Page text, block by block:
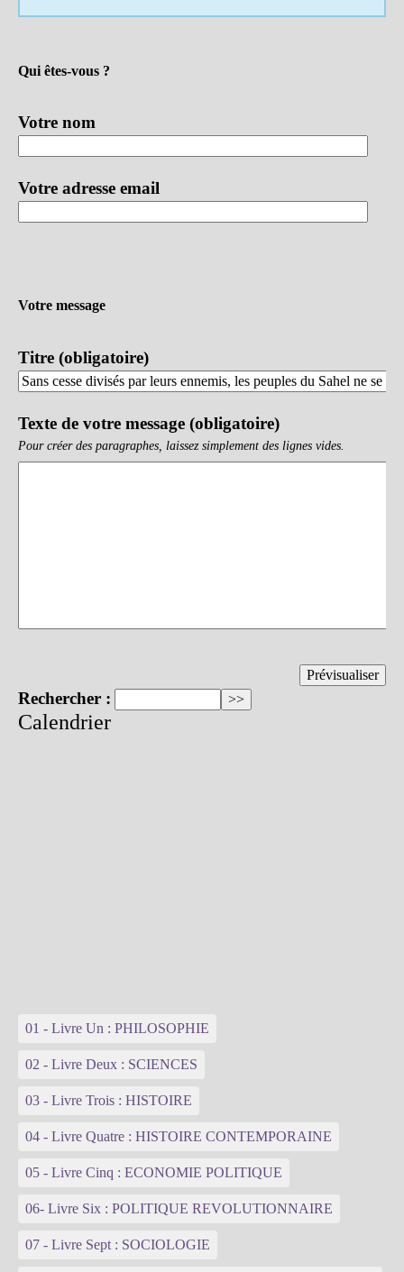
Qui êtes-vous ?
Votre nom
Votre adresse email
Votre message
Titre (obligatoire)
Texte de votre message (obligatoire)
Pour créer des paragraphes, laissez simplement des lignes vides.
Rechercher :
Calendrier
01 - Livre Un : PHILOSOPHIE
02 - Livre Deux : SCIENCES
03 - Livre Trois : HISTOIRE
04 - Livre Quatre : HISTOIRE CONTEMPORAINE
05 - Livre Cinq : ECONOMIE POLITIQUE
06- Livre Six : POLITIQUE REVOLUTIONNAIRE
07 - Livre Sept : SOCIOLOGIE